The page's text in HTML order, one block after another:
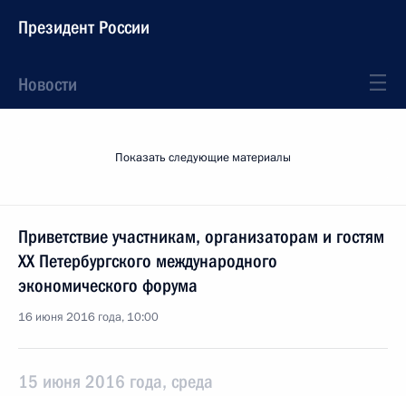
Президент России
Новости
Показать следующие материалы
Приветствие участникам, организаторам и гостям
XX Петербургского международного
экономического форума
16 июня 2016 года, 10:00
15 июня 2016 года, среда